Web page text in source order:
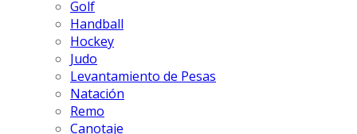
Golf
Handball
Hockey
Judo
Levantamiento de Pesas
Natación
Remo
Canotaje